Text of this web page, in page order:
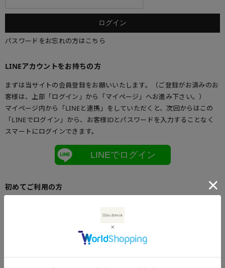
パスワードをお忘れの方はこちら
LINEアカウントをお持ちの方
まずは当サイトの会員登録をお願いいたします。（ご登録がお済みのお
客様は、上部「ログイン」から「マイページ」へお進み下さい。）
マイページ内から「LINEと連携」をしていただくと、次回からはこの
「LINEでログイン」から、お客様IDとパスワードを入力することなく
スマートにログインできます。
LINEでログイン
初めてご利用の方
メールアドレスとパスワードを登録しておくと便利にお買い物ができる